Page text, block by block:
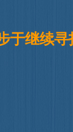
于继续